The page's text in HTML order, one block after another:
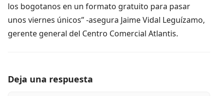
los bogotanos en un formato gratuito para pasar
unos viernes únicos” -asegura Jaime Vidal Leguízamo,
gerente general del Centro Comercial Atlantis.
Deja una respuesta